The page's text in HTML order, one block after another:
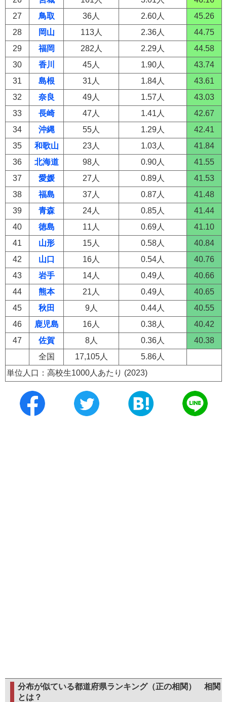
27
鳥取 36人 2.60人
45.26
28
岡山 113人 2.36人
44.75
29
福岡 282人 2.29人
44.58
30
香川 45人 1.90人
43.74
31
島根 31人 1.84人
43.61
32
奈良 49人 1.57人
43.03
33
長崎 47人 1.41人
42.67
34
沖縄 55人 1.29人
42.41
35
和歌山 23人 1.03人
41.84
36
北海道 98人 0.90人
41.55
37
愛媛 27人 0.89人
41.53
38
福島 37人 0.87人
41.48
39
青森 24人 0.85人
41.44
40
徳島 11人 0.69人
41.10
41
山形 15人 0.58人
40.84
42
山口 16人 0.54人
40.76
43
岩手 14人 0.49人
40.66
44
熊本 21人 0.49人
40.65
45
秋田 9人 0.44人
40.55
46
鹿児島 16人 0.38人
40.42
47
佐賀 8人 0.36人
40.38
全国
17,105人
5.86人
単位人口：高校生1000人あたり (2023)
分布が似ている都道府県ランキング（正の相関） 相関
とは？